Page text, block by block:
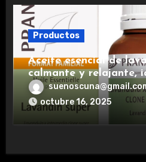
Productos
Aceite esencial de
calmante y relajante,
aromaterapia.
octubre 16, 2025